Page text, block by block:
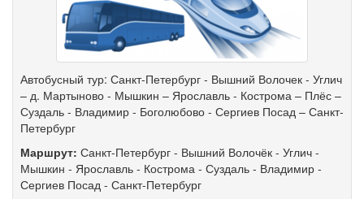
Автобусный тур: Санкт-Петербург - Вышний Волочек - Углич
– д. Мартыново - Мышкин – Ярославль - Кострома – Плёс –
Суздаль - Владимир - Боголюбово - Сергиев Посад – Санкт-
Петербург
Маршрут: Санкт-Петербург - Вышний Волочёк - Углич -
Мышкин - Ярославль - Кострома - Суздаль - Владимир -
Сергиев Посад - Санкт-Петербург